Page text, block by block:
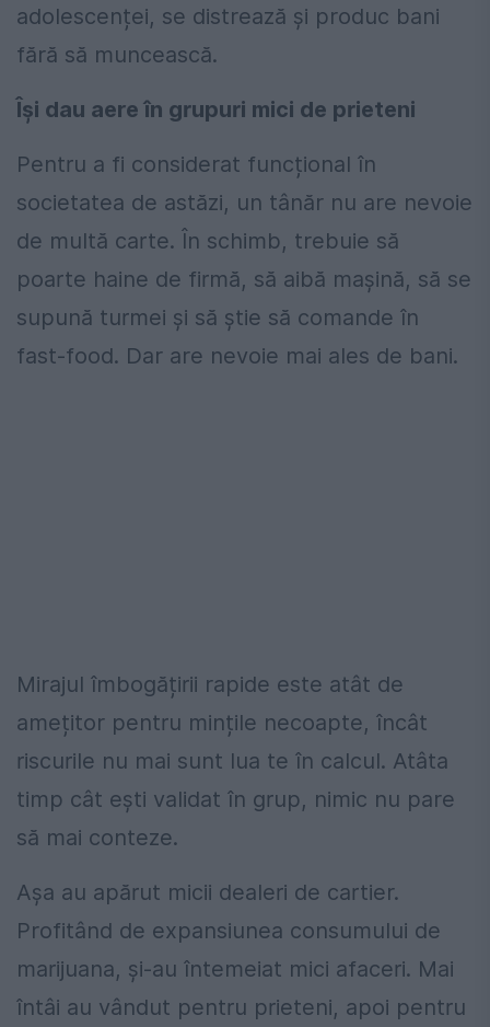
adolescenței, se distrează și produc bani
fără să muncească.
Își dau aere în grupuri mici de prieteni
Pentru a fi considerat funcțional în
societatea de astăzi, un tânăr nu are nevoie
de multă carte. În schimb, trebuie să
poarte haine de firmă, să aibă mașină, să se
supună turmei și să știe să comande în
fast-food. Dar are nevoie mai ales de bani.
Mirajul îmbogățirii rapide este atât de
amețitor pentru mințile necoapte, încât
riscurile nu mai sunt lua te în calcul. Atâta
timp cât ești validat în grup, nimic nu pare
să mai conteze.
Așa au apărut micii dealeri de cartier.
Profitând de expansiunea consumului de
marijuana, și-au întemeiat mici afaceri. Mai
întâi au vândut pentru prieteni, apoi pentru